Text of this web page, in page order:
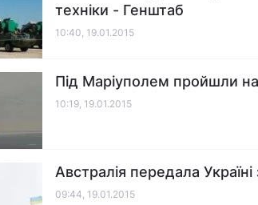
техніки - Генштаб
10:40, 19.01.2015
Під Маріуполем пройшли
10:19, 19.01.2015
Австралія передала
09:44, 19.01.2015